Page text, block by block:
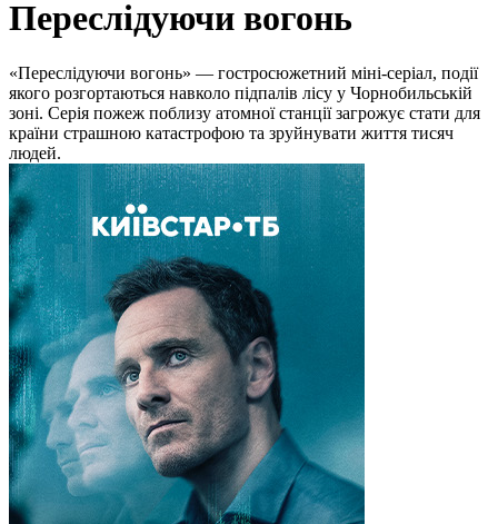
Переслідуючи вогонь
«Переслідуючи вогонь» — гостросюжетний міні-серіал, події
якого розгортаються навколо підпалів лісу у Чорнобильській
зоні. Серія пожеж поблизу атомної станції загрожує стати для
країни страшною катастрофою та зруйнувати життя тисяч
людей.